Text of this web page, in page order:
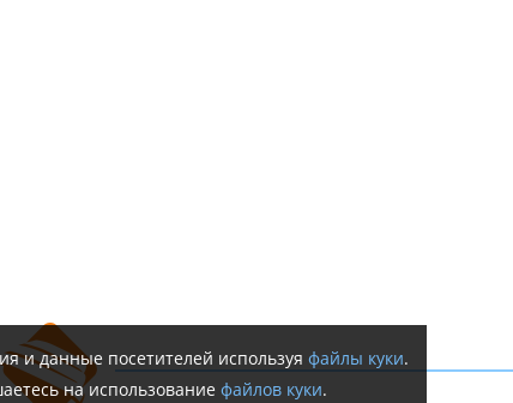
и данные посетителей используя файлы куки.
на использование файлов куки.